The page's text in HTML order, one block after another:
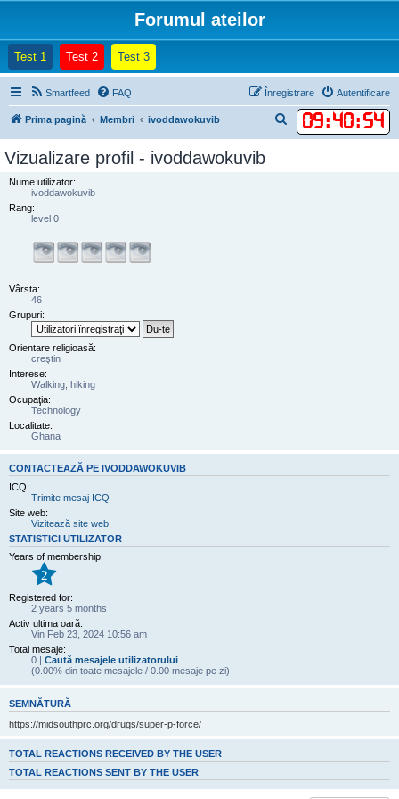
Forumul ateilor
Test 1 (Opens a new tab)
Test 2(Opens a new tab)
Test 3(Opens a new tab)
Smartfeed FAQ Autentificare
Înregistrare
Prima pagină Membri ivoddawokuvib 09:40:54
ă
Vizualizare profil - ivoddawokuvib
Nume utilizator:
ivoddawokuvib
Rang:
level 0
Vârsta:
46
Grupuri:
Orientare religioasă:
creştin
Interese:
Walking, hiking
Ocupaţia:
Technology
Localitate:
Ghana
CONTACTEAZĂ PE IVODDAWOKUVIB
ICQ:
Trimite mesaj ICQ
Site web:
Vizitează site web
STATISTICI UTILIZATOR
Years of membership:
2
Registered for:
2 years 5 months
Activ ultima oară:
Vin Feb 23, 2024 10:56 am
Total mesaje:
0 | Caută mesajele utilizatorului
(0.00% din toate mesajele / 0.00 mesaje pe zi)
SEMNĂTURĂ
https://midsouthprc.org/drugs/super-p-force/
TOTAL REACTIONS RECEIVED BY THE USER
TOTAL REACTIONS SENT BY THE USER